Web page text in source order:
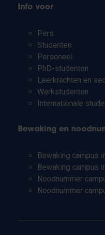
Info voor
Pers
Studenten
Personeel
PhD-studenten
Leerkrachten en
Werkstudenten
Internationale
Bewaking en
Bewaking campus
Bewaking campus
Noodnummer
Noodnummer